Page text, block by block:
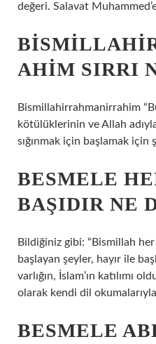
değeri. Salavat
AHIM SIRRI
Bismillahirrahmanirrahim
kötülüklerinin ve Allah
sığınmak için başlamak için
BESMELE
BAŞIDIR NE
Bildiğiniz gibi: “Bismillah
başlayan şeyler, hayır ile
varlığın, İslam’ın katılımı
olarak kendi dil
BESMELE